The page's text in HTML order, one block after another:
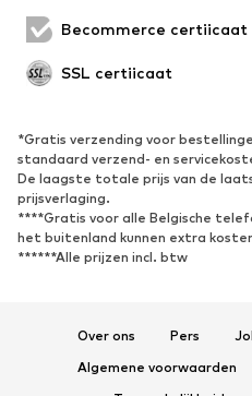
Becommerce certificaat
SSL certificaat
*Gratis verzending voor
standaard verzend- en
De laagste totale prijs van de
prijsverlaging.
****Gratis voor alle Belgische
het buitenland kunnen extra
******Alle prijzen incl. btw
Over ons Pers
Algemene voorwaarden